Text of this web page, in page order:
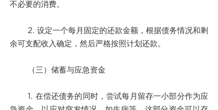
不必要的消费。
2. 设定一个每月固定的还款金额，根据债务情况和剩
余可支配收入确定，然后严格按照计划还款。
（三）储蓄与应急资金
1. 在偿还债务的同时，尝试每月留存一小部分作为应